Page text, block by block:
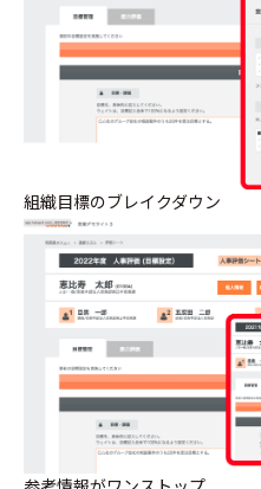
組織目標のブレイクダウン